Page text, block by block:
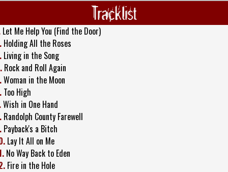
Tracklist
Let Me Help You (Find the Door)
Holding All the Roses
Living in the Song
Rock and Roll Again
Woman in the Moon
Too High
Wish in One Hand
Randolph County Farewell
Payback's a Bitch
Lay It All on Me
No Way Back to Eden
Fire in the Hole